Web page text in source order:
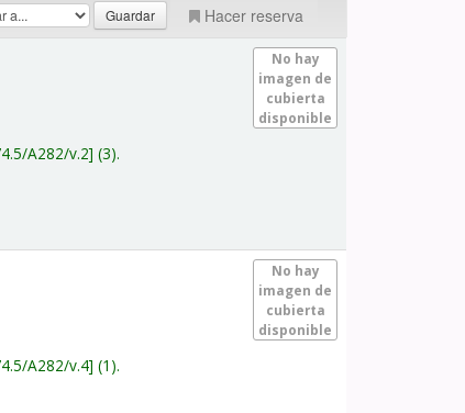
Hacer reserva
No hay
imagen de
cubierta
disponible
A282/v.2 (3).
No hay
imagen de
cubierta
disponible
A282/v.4 (1).